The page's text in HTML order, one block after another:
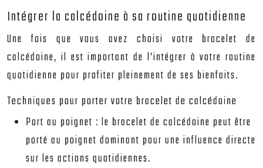
Intégrer la calcédoine à sa routine quotidienne
Une fois que vous avez choisi votre bracelet de
calcédoine, il est important de l’intégrer à votre routine
quotidienne pour profiter pleinement de ses bienfaits.
Techniques pour porter votre bracelet de calcédoine
Port au poignet : le bracelet de calcédoine peut être
porté au poignet dominant pour une influence directe
sur les actions quotidiennes.